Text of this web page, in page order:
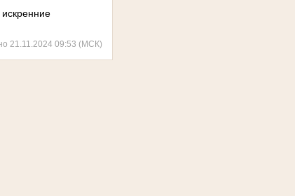
21.11.2024 09:53 (МСК)